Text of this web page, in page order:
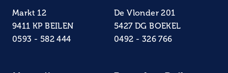
Markt 12
9411 KP BEILEN
0593 - 582 444
De Vlonder 201
5427 DG BOEKEL
0492 - 326 766